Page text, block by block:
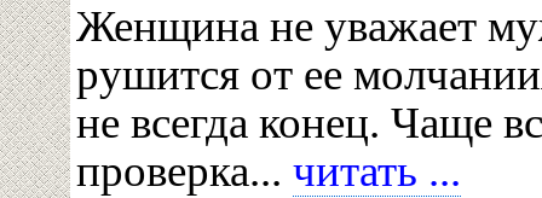
Женщина не уважает
рушится от ее
не всегда конец. Чаще
проверка... читать ...